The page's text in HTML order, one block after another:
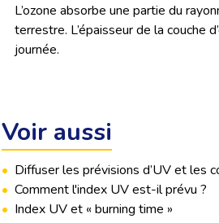
L’ozone absorbe une partie du
terrestre. L’épaisseur de la couche
journée.
Voir aussi
• Diffuser les prévisions d’UV et les
• Comment l'index UV est-il prévu ?
• Index UV et « burning time »